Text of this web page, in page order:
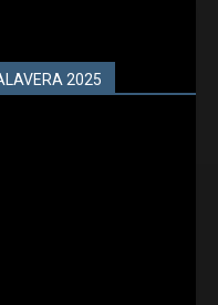
2025